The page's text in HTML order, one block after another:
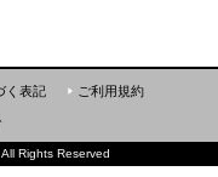
く表記
ご利用規約
Rights Reserved